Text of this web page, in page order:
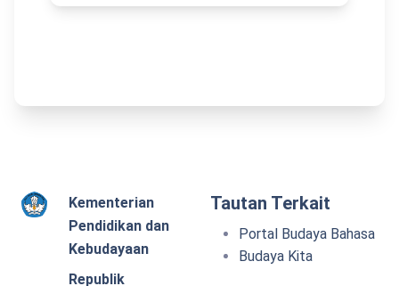
Kementerian
Pendidikan dan
Kebudayaan
Republik
Tautan Terkait
Portal Budaya Bahasa
Budaya Kita